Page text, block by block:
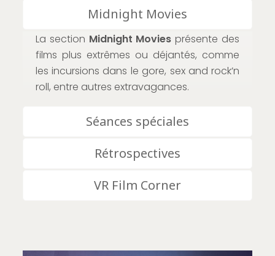
Midnight Movies
La section Midnight Movies présente des
films plus extrêmes ou déjantés, comme
les incursions dans le gore, sex and rock’n
roll, entre autres extravagances.
Séances spéciales
Rétrospectives
VR Film Corner